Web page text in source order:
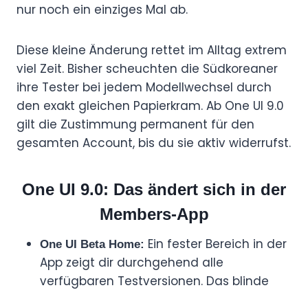
nur noch ein einziges Mal ab.
Diese kleine Änderung rettet im Alltag extrem
viel Zeit. Bisher scheuchten die Südkoreaner
ihre Tester bei jedem Modellwechsel durch
den exakt gleichen Papierkram. Ab One UI 9.0
gilt die Zustimmung permanent für den
gesamten Account, bis du sie aktiv widerrufst.
One UI 9.0: Das ändert sich in der
Members-App
One UI Beta Home: Ein fester Bereich in der
App zeigt dir durchgehend alle
verfügbaren Testversionen. Das blinde